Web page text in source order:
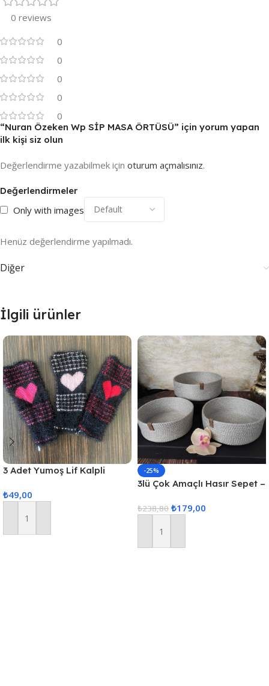
0 reviews
0
0
0
0
0
Değerlendirmeler
Only with images
Henüz değerlendirme yapılmadı.
“Nuran Özeken Wp SİP MASA ÖRTÜSÜ” için yorum yapan
ilk kişi siz olun
Değerlendirme yazabilmek için oturum açmalısınız.
Diğer
İlgili ürünler
3 Adet Yumoş Lif Kalpli
₺49,00
Sepete Ekle
-25%
3lü Çok Amaçlı Hasır Sepet –
₺238,80 ₺179,00
Sepete Ekle